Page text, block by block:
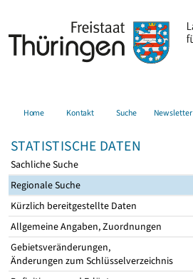
Home Kontakt Suche Newsletter
STATISTISCHE DATEN
Sachliche Suche
Regionale Suche
Kürzlich bereitgestellte Daten
Allgemeine Angaben, Zuordnungen
Gebietsveränderungen,
Änderungen zum Schlüsselverzeichnis